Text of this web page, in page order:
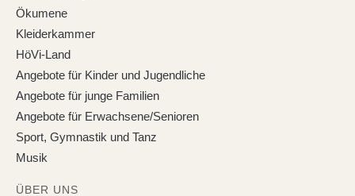
Ökumene
Kleiderkammer
HöVi-Land
Angebote für Kinder und Jugendliche
Angebote für junge Familien
Angebote für Erwachsene/Senioren
Sport, Gymnastik und Tanz
Musik
ÜBER UNS